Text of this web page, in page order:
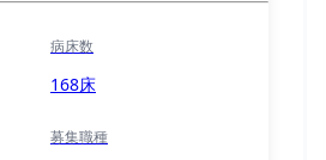
病床数
168床
募集職種